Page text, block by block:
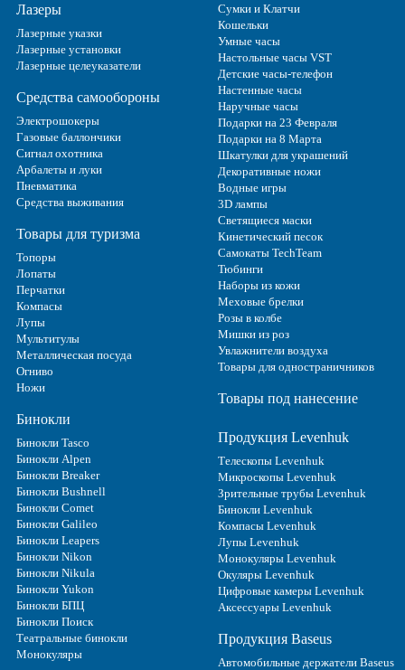
Лазеры
Лазерные указки
Лазерные установки
Лазерные целеуказатели
Средства самообороны
Электрошокеры
Газовые баллончики
Сигнал охотника
Арбалеты и луки
Пневматика
Средства выживания
Товары для туризма
Топоры
Лопаты
Перчатки
Компасы
Лупы
Мультитулы
Металлическая посуда
Огниво
Ножи
Бинокли
Бинокли Tasco
Бинокли Alpen
Бинокли Breaker
Бинокли Bushnell
Бинокли Comet
Бинокли Galileo
Бинокли Leapers
Бинокли Nikon
Бинокли Nikula
Бинокли Yukon
Бинокли БПЦ
Бинокли Поиск
Театральные бинокли
Монокуляры
Сумки и Клатчи
Кошельки
Умные часы
Настольные часы VST
Детские часы-телефон
Настенные часы
Наручные часы
Подарки на 23 Февраля
Подарки на 8 Марта
Шкатулки для украшений
Декоративные ножи
Водные игры
3D лампы
Светящиеся маски
Кинетический песок
Самокаты TechTeam
Тюбинги
Наборы из кожи
Меховые брелки
Розы в колбе
Мишки из роз
Увлажнители воздуха
Товары для одностраничников
Товары под нанесение
Продукция Levenhuk
Телескопы Levenhuk
Микроскопы Levenhuk
Зрительные трубы Levenhuk
Бинокли Levenhuk
Компасы Levenhuk
Лупы Levenhuk
Монокуляры Levenhuk
Окуляры Levenhuk
Цифровые камеры Levenhuk
Аксессуары Levenhuk
Продукция Baseus
Автомобильные держатели Baseus